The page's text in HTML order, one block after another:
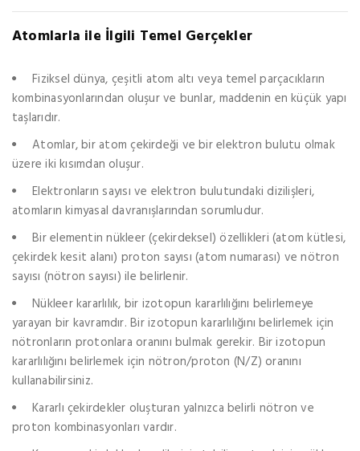
Atomlarla ile İlgili Temel Gerçekler
Fiziksel dünya, çeşitli atom altı veya temel parçacıkların
kombinasyonlarından oluşur ve bunlar, maddenin en küçük yapı
taşlarıdır.
Atomlar, bir atom çekirdeği ve bir elektron bulutu olmak
üzere iki kısımdan oluşur.
Elektronların sayısı ve elektron bulutundaki dizilişleri,
atomların kimyasal davranışlarından sorumludur.
Bir elementin nükleer (çekirdeksel) özellikleri (atom kütlesi,
çekirdek kesit alanı) proton sayısı (atom numarası) ve nötron
sayısı (nötron sayısı) ile belirlenir.
Nükleer kararlılık, bir izotopun kararlılığını belirlemeye
yarayan bir kavramdır. Bir izotopun kararlılığını belirlemek için
nötronların protonlara oranını bulmak gerekir. Bir izotopun
kararlılığını belirlemek için nötron/proton (N/Z) oranını
kullanabilirsiniz.
Kararlı çekirdekler oluşturan yalnızca belirli nötron ve
proton kombinasyonları vardır.